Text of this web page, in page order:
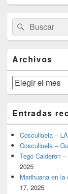
área
de
widget
lateral
primaria
Buscar
por:
Buscar
Archivos
Archivos
Entradas
Cosculluela –
Cosculluela –
Tego Calderon
2025
Marihuana en
17, 2025